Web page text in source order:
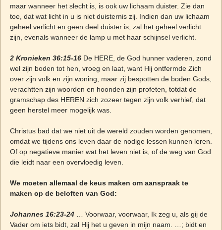
maar wanneer het slecht is, is ook uw lichaam duister. Zie dan
toe, dat wat licht in u is niet duisternis zij. Indien dan uw lichaam
geheel verlicht en geen deel duister is, zal het geheel verlicht
zijn, evenals wanneer de lamp u met haar schijnsel verlicht.
2 Kronieken 36:15-16De HERE, de God hunner vaderen, zond
wel zijn boden tot hen, vroeg en laat, want Hij ontfermde Zich
over zijn volk en zijn woning, maar zij bespotten de boden Gods,
verachtten zijn woorden en hoonden zijn profeten, totdat de
gramschap des HEREN zich zozeer tegen zijn volk verhief, dat
geen herstel meer mogelijk was.
Christus bad dat we niet uit de wereld zouden worden genomen,
omdat we tijdens ons leven daar de nodige lessen kunnen leren.
Of op negatieve manier wat het leven niet is, of de weg van God
die leidt naar een overvloedig leven.
We moeten allemaal de keus maken om aanspraak te
maken op de beloften van God:
Johannes 16:23-24… Voorwaar, voorwaar, Ik zeg u, als gij de
Vader om iets bidt, zal Hij het u geven in mijn naam. …; bidt en